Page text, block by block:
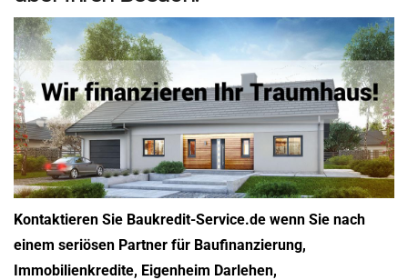
Kontaktieren Sie Baukredit-Service.de wenn Sie nach
einem seriösen Partner für Baufinanzierung,
Immobilienkredite, Eigenheim Darlehen,